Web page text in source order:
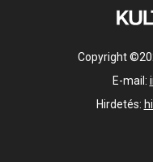
Copyright
E-mail:
Hirdetés: